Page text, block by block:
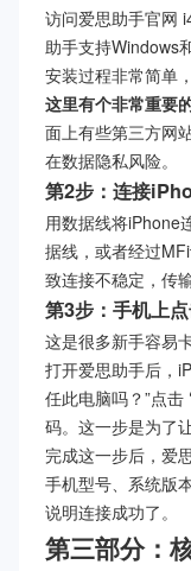
访问爱思助手官网
助手支持Windows
安装过程非常简单
这里有个非常重要
面上有些第三方网
在数据隐私风险。
第2步：连接
用数据线将iPhone
据线，或者经过
致连接不稳定，传
第3步：手机上
这是很多新手容易
打开爱思助手后，
任此电脑吗？”点击
码。这一步是为了
完成这一步后，爱
手机型号、系统版
说明连接成功了。
第三部分：